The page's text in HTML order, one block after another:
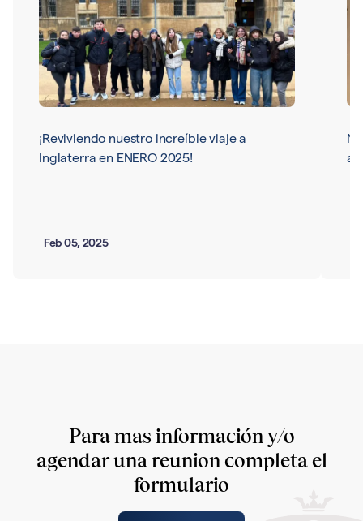
¡Reviviendo nuestro increíble viaje a
Inglaterra en ENERO 2025!
Feb 05, 2025
Para mas información y/o
agendar una reunion completa el
formulario